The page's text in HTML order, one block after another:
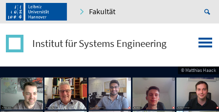
Fakultät
Institut für Systems Engineering
© Matthias Haack